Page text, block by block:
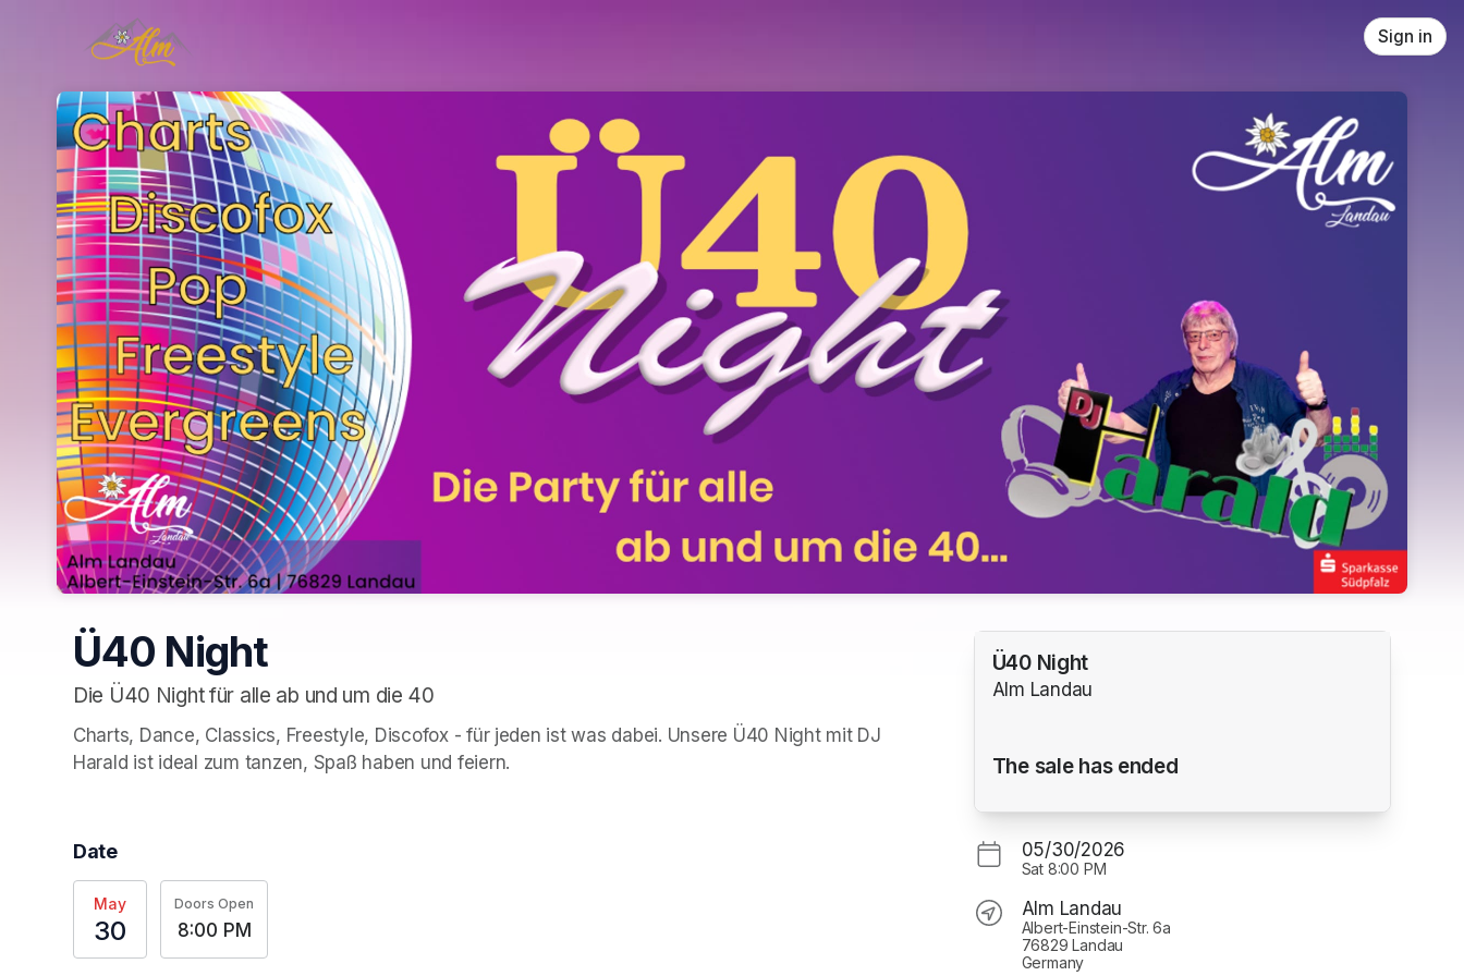
Sign in
Ü40 Night
Die Ü40 Night für alle ab und um die 40
Charts, Dance, Classics, Freestyle, Discofox - für jeden ist was dabei. Unsere Ü40 Night mit DJ
Harald ist ideal zum tanzen, Spaß haben und feiern.
Date
May
30
Doors Open
8:00 PM
Ü40 Night
Alm Landau
The sale has ended
05/30/2026
Sat 8:00 PM
Alm Landau
Albert-Einstein-Str. 6a
76829 Landau
Germany